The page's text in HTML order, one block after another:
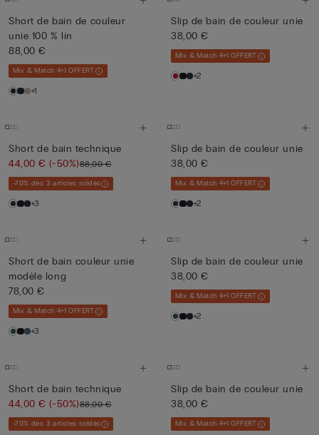
Short de bain de couleur
unie 100 % lin
88,00 €
Mix & Match 4+1 OFFERT
+1
Slip de bain de couleur unie
38,00 €
Mix & Match 4+1 OFFERT
+2
Short de bain technique
44,00 €(-50%)88,00 €
-70% dès 3 articles soldés
+3
Slip de bain de couleur unie
38,00 €
Mix & Match 4+1 OFFERT
+2
Short de bain couleur unie
modèle long
78,00 €
Mix & Match 4+1 OFFERT
+3
Slip de bain de couleur unie
38,00 €
Mix & Match 4+1 OFFERT
+2
Short de bain technique
44,00 €(-50%)88,00 €
-70% dès 3 articles soldés
Slip de bain de couleur unie
38,00 €
Mix & Match 4+1 OFFERT